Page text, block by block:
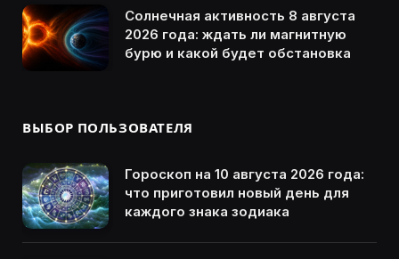
Солнечная активность 8 августа
2026 года: ждать ли магнитную
бурю и какой будет обстановка
ВЫБОР ПОЛЬЗОВАТЕЛЯ
Гороскоп на 10 августа 2026 года:
что приготовил новый день для
каждого знака зодиака